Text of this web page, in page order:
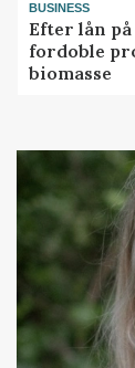
BUSINESS
Efter lån
fordoble
biomasse